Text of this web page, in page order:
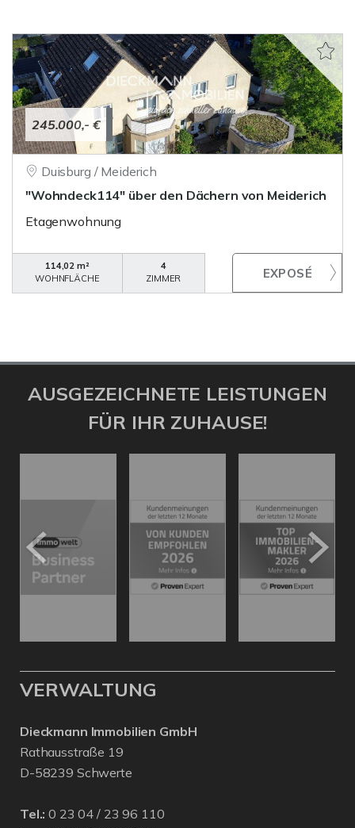
245.000,- €
Duisburg / Meiderich
"Wohndeck114" über den Dächern von Meiderich
Etagenwohnung
114,02 m²
WOHNFLÄCHE
4
ZIMMER
AUSGEZEICHNETE LEISTUNGEN
FÜR IHR ZUHAUSE!
VERWALTUNG
Dieckmann Immobilien GmbH
Rathausstraße 19
D-58239 Schwerte
Tel.: 0 23 04 / 23 96 110